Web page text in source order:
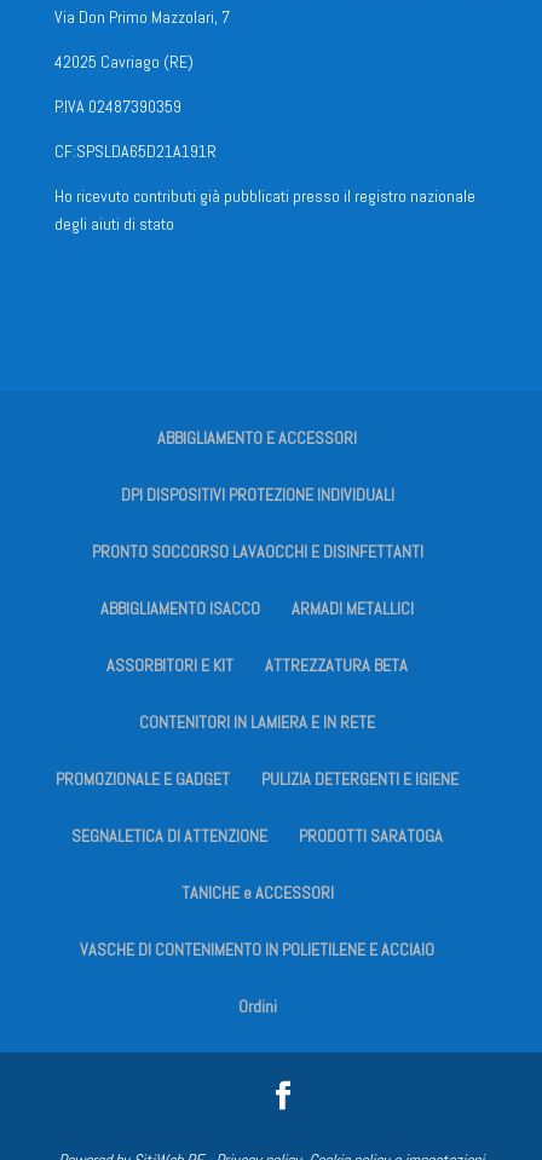
Via Don Primo Mazzolari, 7
42025 Cavriago (RE)
P.IVA 02487390359
CF:SPSLDA65D21A191R
Ho ricevuto contributi già pubblicati presso il registro nazionale
degli aiuti di stato
ABBIGLIAMENTO E ACCESSORI
DPI DISPOSITIVI PROTEZIONE INDIVIDUALI
PRONTO SOCCORSO LAVAOCCHI E DISINFETTANTI
ABBIGLIAMENTO ISACCO ARMADI METALLICI
ASSORBITORI E KIT ATTREZZATURA BETA
CONTENITORI IN LAMIERA E IN RETE
PROMOZIONALE E GADGET PULIZIA DETERGENTI E IGIENE
SEGNALETICA DI ATTENZIONE PRODOTTI SARATOGA
TANICHE e ACCESSORI
VASCHE DI CONTENIMENTO IN POLIETILENE E ACCIAIO
Ordini